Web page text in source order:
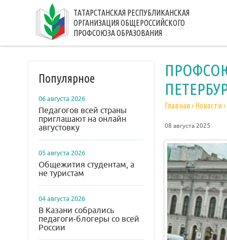
ТАТАРСТАНСКАЯ РЕСПУБЛИКАНСКАЯ
ОРГАНИЗАЦИЯ ОБЩЕРОССИЙСКОГО
ПРОФСОЮЗА ОБРАЗОВАНИЯ
Популярное
06 августа 2026
Педагогов всей страны
приглашают на онлайн
августовку
05 августа 2026
Общежития студентам, а
не туристам
04 августа 2026
В Казани собрались
педагоги-блогеры со всей
России
Главная› Новости›
08 августа 2025